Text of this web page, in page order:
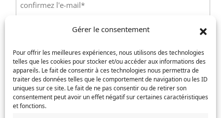
Gérer le consentement
Pour offrir les meilleures expériences, nous utilisons des technologies
telles que les cookies pour stocker et/ou accéder aux informations des
appareils. Le fait de consentir à ces technologies nous permettra de
traiter des données telles que le comportement de navigation ou les ID
uniques sur ce site. Le fait de ne pas consentir ou de retirer son
consentement peut avoir un effet négatif sur certaines caractéristiques
et fonctions.
un
e-
(Nécessaire)
Service concerné(Nécessaire)
Si votre demande concerne des actes de naissance et/ou